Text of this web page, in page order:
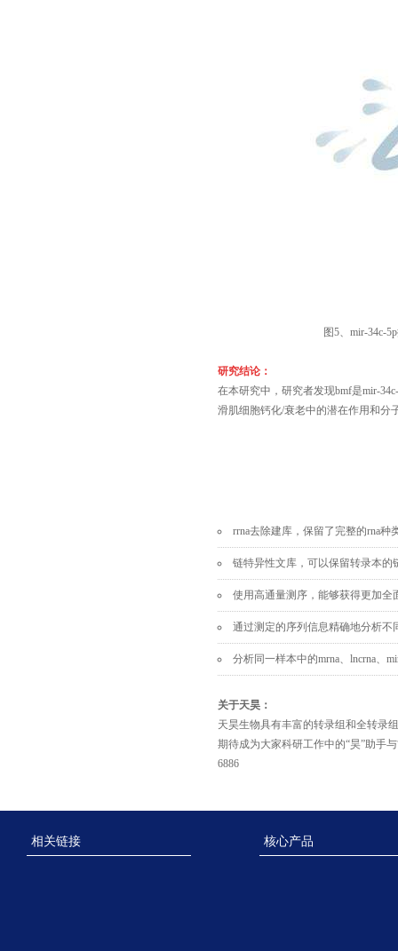
图5、mir-34c-
研究结论：
在本研究中，研究者发现bmf是mir-
滑肌细胞钙化/衰老中的潜在作用和分
rrna去除建库，保留了完整的rna种
链特异性文库，可以保留转录本的
使用高通量测序，能够获得更加全
通过测定的序列信息精确地分析不
分析同一样本中的mrna、lncrna、
关于天昊：
天昊生物具有丰富的转录组和全转录
期待成为大家科研工作中的“昊”助手
6886
相关链接 核心产品